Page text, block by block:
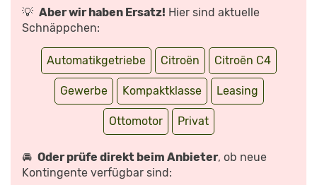
💡 Aber wir haben Ersatz! Hier sind aktuelle
Schnäppchen:
Automatikgetriebe Citroën Citroën C4
Gewerbe Kompaktklasse Leasing
Ottomotor Privat
🚘 Oder prüfe direkt beim Anbieter, ob neue
Kontingente verfügbar sind: